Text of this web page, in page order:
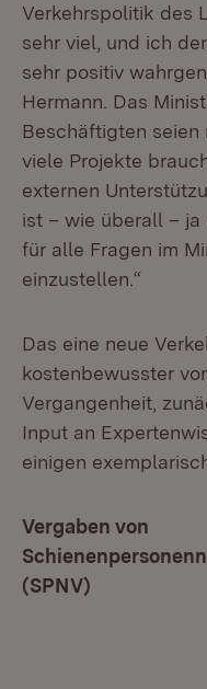
Verkehrspolitik des
sehr viel, und ich
sehr positiv
Hermann. Das
Beschäftigten seien
viele Projekte
externen
ist – wie überall – ja
für alle Fragen im
einzustellen.“
Das eine neue
kostenbewusster
Vergangenheit,
Input an
einigen
Vergaben von
(SPNV)